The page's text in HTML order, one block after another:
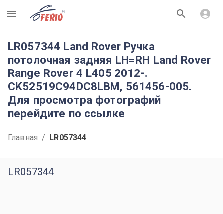
R
LR057344 Land Rover Ручка
потолочная задняя LH=RH Land Rover
Range Rover 4 L405 2012-.
CK52519C94DC8LBM, 561456-005.
Для просмотра фотографий
перейдите по ссылке
Главная / LR057344
LR057344